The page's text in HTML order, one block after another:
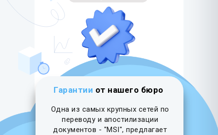
Гарантии от нашего бюро
Одна из самых крупных сетей по
переводу и апостилизации
документов - "MSI", предлагает